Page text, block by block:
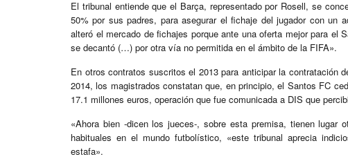
El tribunal entiende que el Barça, representado por Rosell, se
50% por sus padres, para asegurar el fichaje del jugador con un
alteró el mercado de fichajes porque ante una oferta mejor para el
se decantó (…) por otra vía no permitida en el ámbito de la FIFA».
En otros contratos suscritos el 2013 para anticipar la contratación
2014, los magistrados constatan que, en principio, el Santos FC
17.1 millones euros, operación que fue comunicada a DIS que
«Ahora bien -dicen los jueces-, sobre esta premisa, tienen
habituales en el mundo futbolístico, «este tribunal aprecia
estafa».